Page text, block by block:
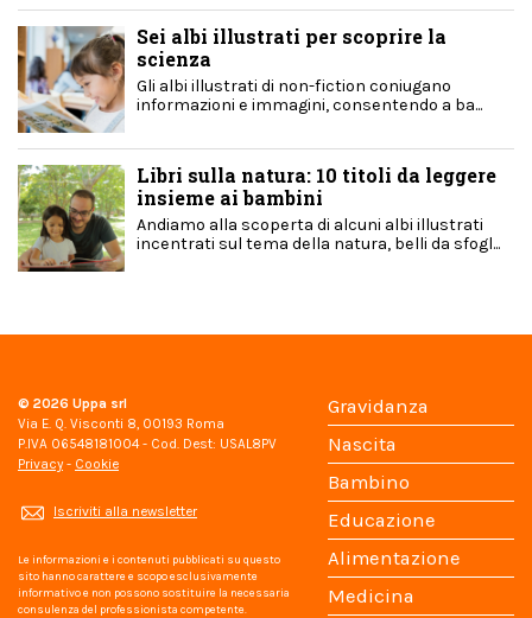
Sei albi illustrati per scoprire la
scienza
Gli albi illustrati di non-fiction coniugano
informazioni e immagini, consentendo a ba...
Libri sulla natura: 10 titoli da leggere
insieme ai bambini
Andiamo alla scoperta di alcuni albi illustrati
incentrati sul tema della natura, belli da sfogl...
© 2026 Uppa srl
Via E. Q. Visconti 8, 00193 Roma
P.IVA 06548181004 - Cod. Dest: USAL8PV
Privacy - Cookie
Iscriviti alla newsletter
Le informazioni e i contenuti pubblicati su questo
sito hanno carattere e scopo esclusivamente
informativo e non possono sostituire la necessaria
consulenza del professionista competente.
Gravidanza
Nascita
Bambino
Educazione
Alimentazione
Medicina